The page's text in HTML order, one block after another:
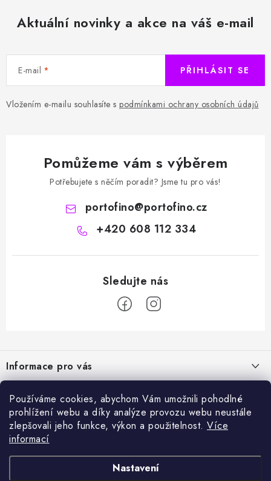
Používáme cookies, abychom Vám umožnili pohodlné
prohlížení webu a díky analýze provozu webu neustále
zlepšovali jeho funkce, výkon a použitelnost. Více
informací
Nastavení
Aktuální novinky a akce na váš e-mail
E-mail
Vložením e-mailu souhlasíte s podmínkami ochrany osobních údajů
PŘIHLÁSIT SE
Pomůžeme vám s výběrem
Potřebujete s něčím poradit? Jsme tu pro vás!
portofino@portofino.cz
+420 608 112 334
p
a
Informace pro vás
Jak nakupovat
O nás
Kontakty
Sortiment
Chemie a péče o vozidla
Příslušenství a ND k automyčkám
Nejprodávanější
Přijímáme online platby